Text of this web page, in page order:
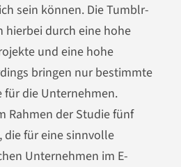
sein können. Die Tumblr-
hierbei durch eine hohe
und eine hohe
bringen nur bestimmte
für die Unternehmen.
Rahmen der Studie fünf
für eine sinnvolle
Unternehmen im E-